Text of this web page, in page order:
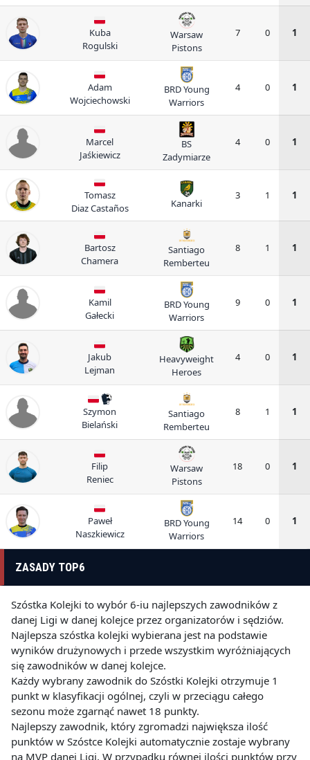
Kuba
Rogulski
Warsaw
Pistons
7 0 1
Adam
Wojciechowski
BRD Young
Warriors
4 0 1
Marcel
Jaśkiewicz
BS
Zadymiarze
4 0 1
Tomasz
Diaz Castaños
Kanarki
3 1 1
Bartosz
Chamera
Santiago
Remberteu
8 1 1
Kamil
Gałecki
BRD Young
Warriors
9 0 1
Jakub
Lejman
Heavyweight
Heroes
4 0 1
Szymon
Bielański
Santiago
Remberteu
8 1 1
Filip
Reniec
Warsaw
Pistons
18 0 1
Paweł
Naszkiewicz
BRD Young
Warriors
14 0 1
ZASADY TOP6
Szóstka Kolejki to wybór 6-iu najlepszych zawodników z
danej Ligi w danej kolejce przez organizatorów i sędziów.
Najlepsza szóstka kolejki wybierana jest na podstawie
wyników drużynowych i przede wszystkim wyróżniających
się zawodników w danej kolejce.
Każdy wybrany zawodnik do Szóstki Kolejki otrzymuje 1
punkt w klasyfikacji ogólnej, czyli w przeciągu całego
sezonu może zgarnąć nawet 18 punkty.
Najlepszy zawodnik, który zgromadzi największa ilość
punktów w Szóstce Kolejki automatycznie zostaje wybrany
na MVP danej Ligi. W przypadku równej ilości punktów przy